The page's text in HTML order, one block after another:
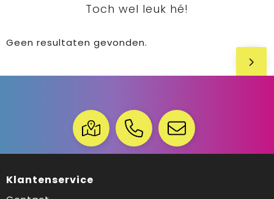
Toch wel leuk hé!
Geen resultaten gevonden.
Klantenservice